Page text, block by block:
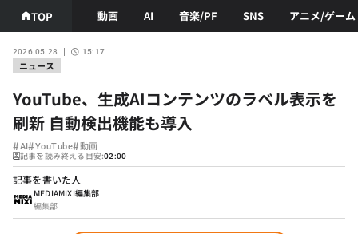
TOP 動画 AI 音楽/PF SNS アニメ/ゲーム
ニュース
2026.05.28 15:17
YouTube、生成AIコンテンツのラベル表示を
刷新 自動検出機能も導入
#AI#YouTube#動画
記事を読み終える目安:02:00
記事を書いた人
MEDIAMIXI編集部
編集部